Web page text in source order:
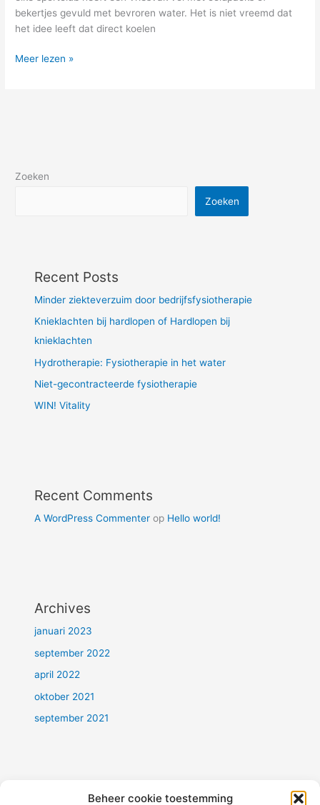
Beheer cookie toestemming
bekertjes gevuld met bevroren water. Het is niet vreemd dat
het idee leeft dat direct koelen
Meer lezen »
Zoeken
Zoeken
Recent Posts
Minder ziekteverzuim door bedrijfsfysiotherapie
Knieklachten bij hardlopen of Hardlopen bij
knieklachten
Hydrotherapie: Fysiotherapie in het water
Niet-gecontracteerde fysiotherapie
WIN! Vitality
Recent Comments
A WordPress Commenter op Hello world!
Archives
januari 2023
september 2022
april 2022
oktober 2021
september 2021